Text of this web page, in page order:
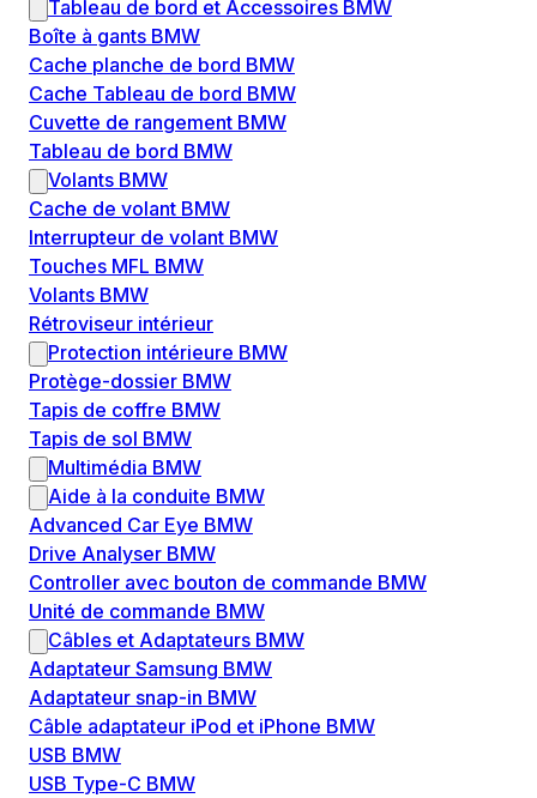
Tableau de bord et Accessoires BMW
Boîte à gants BMW
Cache planche de bord BMW
Cache Tableau de bord BMW
Cuvette de rangement BMW
Tableau de bord BMW
Volants BMW
Cache de volant BMW
Interrupteur de volant BMW
Touches MFL BMW
Volants BMW
Rétroviseur intérieur
Protection intérieure BMW
Protège-dossier BMW
Tapis de coffre BMW
Tapis de sol BMW
Multimédia BMW
Aide à la conduite BMW
Advanced Car Eye BMW
Drive Analyser BMW
Controller avec bouton de commande BMW
Unité de commande BMW
Câbles et Adaptateurs BMW
Adaptateur Samsung BMW
Adaptateur snap-in BMW
Câble adaptateur iPod et iPhone BMW
USB BMW
USB Type-C BMW